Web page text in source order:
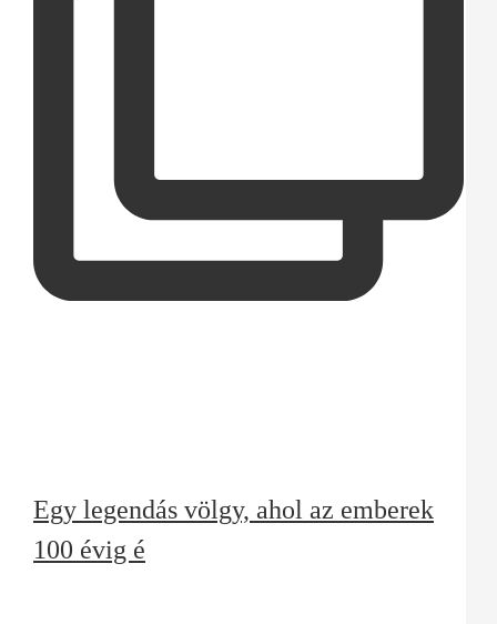
Egy legendás völgy, ahol az emberek
100 évig é